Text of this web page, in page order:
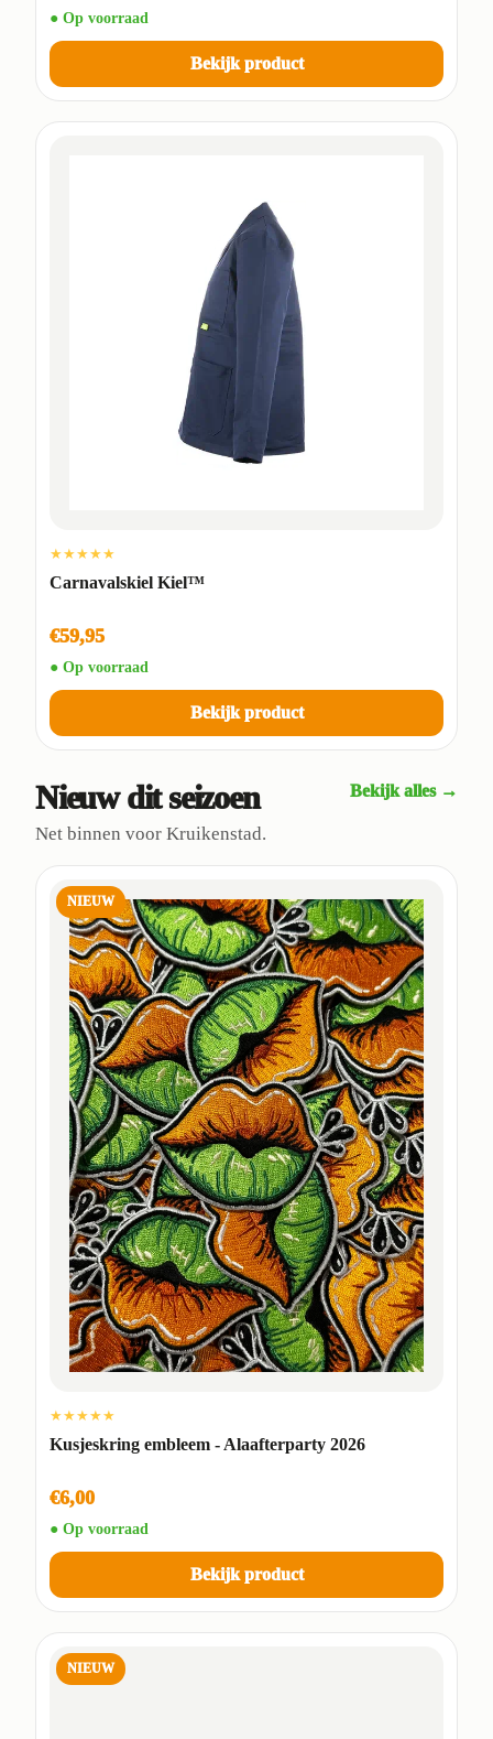
● Op voorraad
Bekijk product
★★★★★
Carnavalskiel Kiel™
€59,95
● Op voorraad
Bekijk product
Nieuw dit seizoen
Net binnen voor Kruikenstad.
Bekijk alles →
NIEUW
★★★★★
Kusjeskring embleem - Alaafterparty 2026
€6,00
● Op voorraad
Bekijk product
NIEUW